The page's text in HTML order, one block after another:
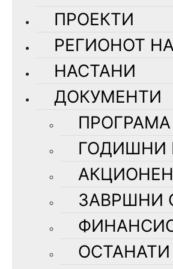
ПРОЕКТИ
РЕГИОНОТ
НАСТАНИ
ДОКУМЕНТИ
ПРОГРАМА
ГОДИШНИ
ЗАВРШНИ
ОСТАНАТИ